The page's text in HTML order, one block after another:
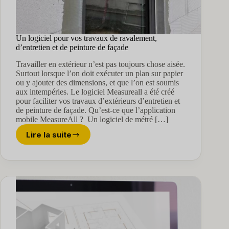
Un logiciel pour vos travaux de ravalement,
d’entretien et de peinture de façade
Travailler en extérieur n’est pas toujours chose aisée.
Surtout lorsque l’on doit exécuter un plan sur papier
ou y ajouter des dimensions, et que l’on est soumis
aux intempéries. Le logiciel Measureall a été créé
pour faciliter vos travaux d’extérieurs d’entretien et
de peinture de façade. Qu’est-ce que l’application
mobile MeasureAll ? Un logiciel de métré […]
Lire la suite
Un
pour
travaux
d’entretien
et
de